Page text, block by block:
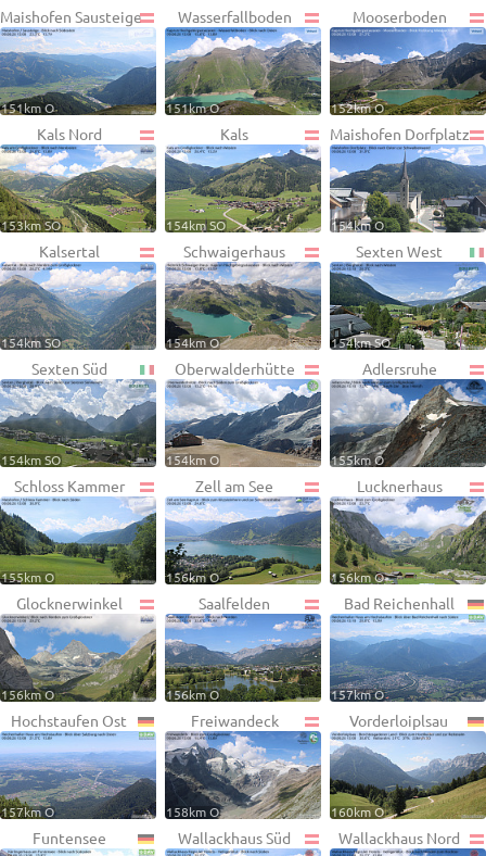
Maishofen Sausteige
151km O
Wasserfallboden
151km O
Mooserboden
152km O
Kals Nord
153km SO
Kals
154km SO
Maishofen Dorfplatz
154km O
Kalsertal
154km SO
Schwaigerhaus
154km O
Sexten West
154km SO
Sexten Süd
154km SO
Oberwalderhütte
154km O
Adlersruhe
155km O
Schloss Kammer
155km O
Zell am See
156km O
Lucknerhaus
156km O
Glocknerwinkel
156km O
Saalfelden
156km O
Bad Reichenhall
157km O
Hochstaufen Ost
157km O
Freiwandeck
158km O
Vorderloiplsau
160km O
Funtensee Wallackhaus Süd Wallackhaus Nord